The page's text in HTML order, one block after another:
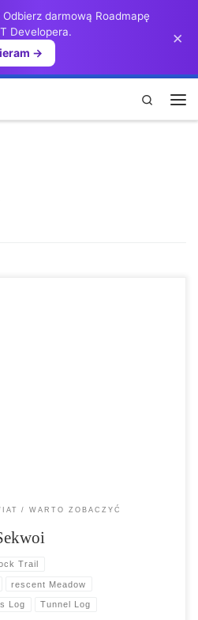
Odbierz darmową Roadmapę
Developera.
→
×
Search
WARTO ZOBACZYĆ
Trail
rescent Meadow
Log Tunnel Log